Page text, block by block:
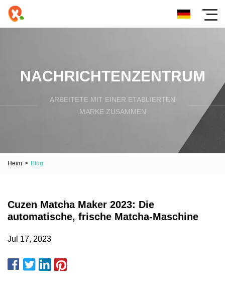
NACHRICHTENZENTRUM
ARBEITETE MIT EINER ETABLIERTEN
MARKE ZUSAMMEN
Heim > Blog
Cuzen Matcha Maker 2023: Die
automatische, frische Matcha-Maschine
Jul 17, 2023